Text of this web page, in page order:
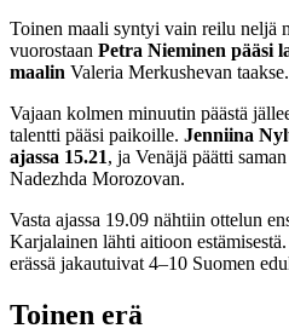
Toinen maali syntyi vain reilu neljä
vuorostaan Petra Nieminen pääsi
maalin Valeria Merkushevan taakse.
Vajaan kolmen minuutin päästä
talentti pääsi paikoille. Jenniina
ajassa 15.21, ja Venäjä päätti
Nadezhda Morozovan.
Vasta ajassa 19.09 nähtiin ottelun
Karjalainen lähti aitioon
erässä jakautuivat 4–10 Suomen
Toinen erä